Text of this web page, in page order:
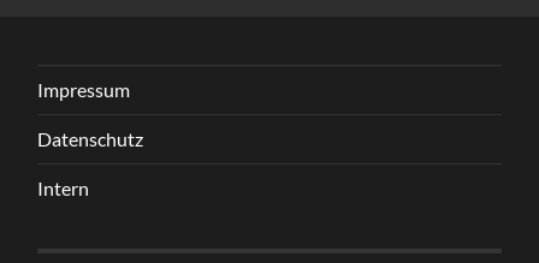
Impressum
Datenschutz
Intern